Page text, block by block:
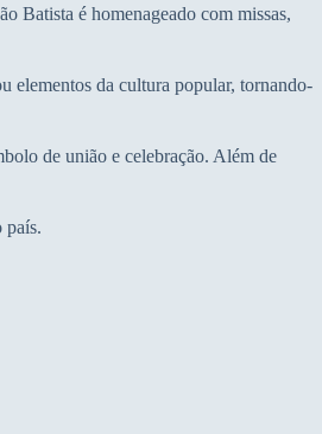
Batista é homenageado com missas,
elementos da cultura popular, tornando-
de união e celebração. Além de
país.